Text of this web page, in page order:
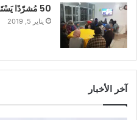
50 مُشرّدًا يَسْتَفيدُون من “عملية دفء” بخريبكة
يناير 5, 2019
آخر الأخبار